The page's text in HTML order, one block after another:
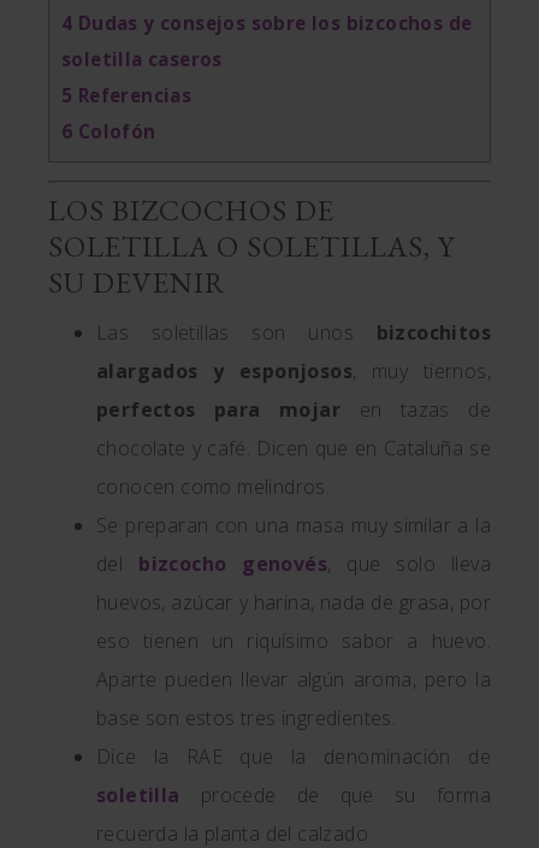
4 Dudas y consejos sobre los bizcochos de
soletilla caseros
5 Referencias
6 Colofón
LOS BIZCOCHOS DE
SOLETILLA O SOLETILLAS, Y
SU DEVENIR
Las soletillas son unos bizcochitos
alargados y esponjosos, muy tiernos,
perfectos para mojar en tazas de
chocolate y café. Dicen que en Cataluña se
conocen como melindros.
Se preparan con una masa muy similar a la
del bizcocho genovés, que solo lleva
huevos, azúcar y harina, nada de grasa, por
eso tienen un riquísimo sabor a huevo.
Aparte pueden llevar algún aroma, pero la
base son estos tres ingredientes.
Dice la RAE que la denominación de
soletilla procede de que su forma
recuerda la planta del calzado.